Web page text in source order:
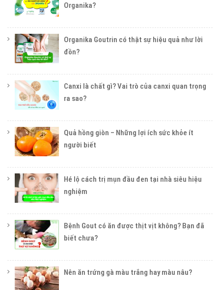
Organika?
Organika Goutrin có thật sự hiệu quả như lời
đồn?
Canxi là chất gì? Vai trò của canxi quan trọng
ra sao?
Quả hồng giòn – Những lợi ích sức khỏe ít
người biết
Hé lộ cách trị mụn đầu đen tại nhà siêu hiệu
nghiệm
Bệnh Gout có ăn được thịt vịt không? Bạn đã
biết chưa?
Nên ăn trứng gà màu trắng hay màu nâu?